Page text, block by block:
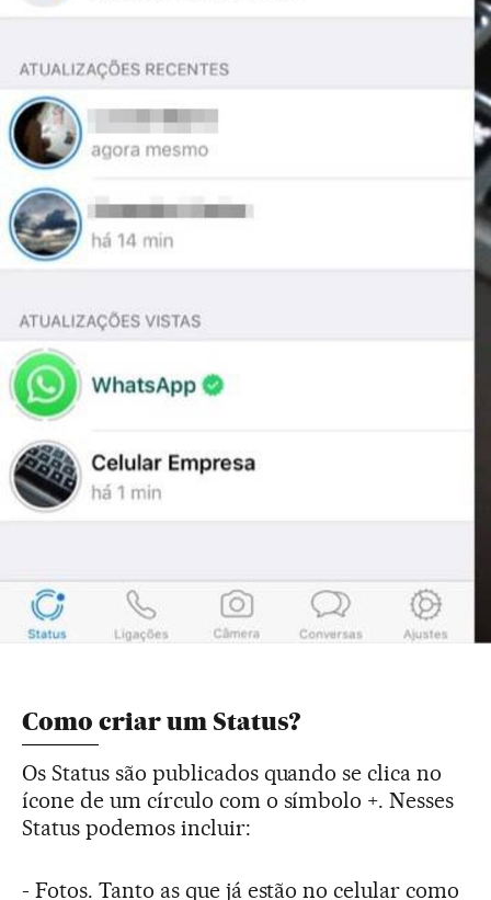
Como criar um Status?
Os Status são publicados quando se clica no
ícone de um círculo com o símbolo +. Nesses
Status podemos incluir:
- Fotos. Tanto as que já estão no celular como